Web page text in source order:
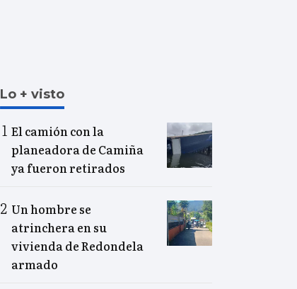
Lo + visto
El camión con la
planeadora de Camiña
ya fueron retirados
Un hombre se
atrinchera en su
vivienda de Redondela
armado